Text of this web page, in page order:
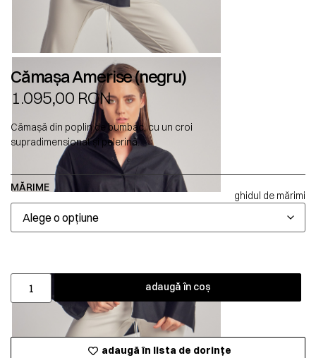
Cămașa Amerise (negru)
1.095,00 RON
Cămașă din poplin de bumbac, cu un croi
supradimensionat și pelerină.
MĂRIME
ghidul de mărimi
adaugă în coș
adaugă în lista de dorințe